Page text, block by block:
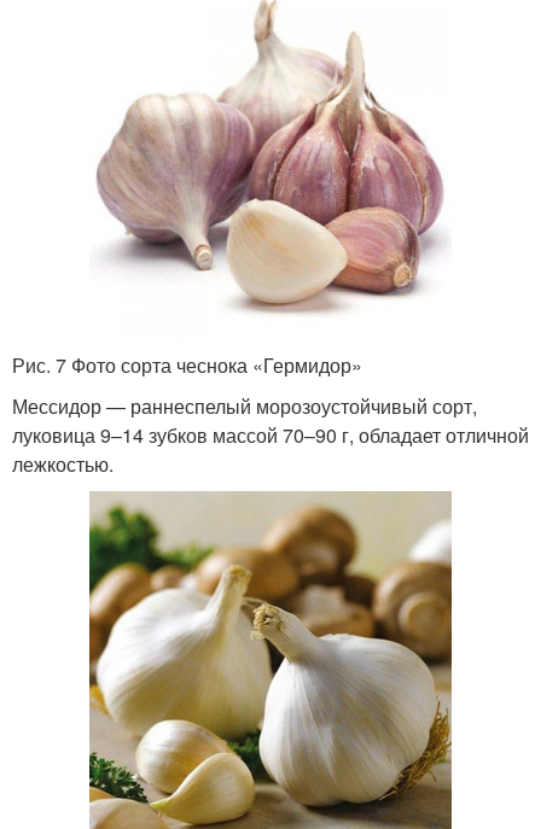
Рис. 7 Фото сорта чеснока «Гермидор»
Мессидор — раннеспелый морозоустойчивый сорт,
луковица 9–14 зубков массой 70–90 г, обладает отличной
лежкостью.